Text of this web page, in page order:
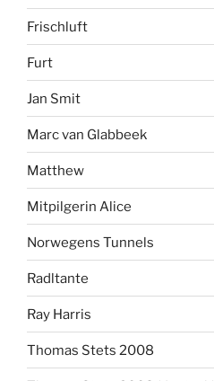
Frischluft
Furt
Jan Smit
Marc van Glabbeek
Matthew
Mitpilgerin Alice
Norwegens Tunnels
Radltante
Ray Harris
Thomas Stets 2008